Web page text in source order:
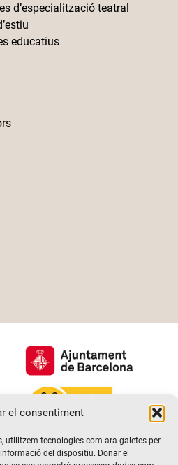
el consentiment
utilitzem tecnologies com ara galetes per
del dispositiu. Donar el
d’especialització teatral
educatius